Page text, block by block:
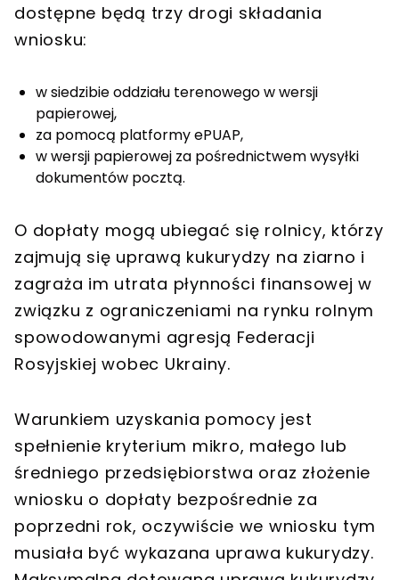
dostępne będą trzy drogi składania
wniosku:
w siedzibie oddziału terenowego w wersji
papierowej,
za pomocą platformy ePUAP,
w wersji papierowej za pośrednictwem wysyłki
dokumentów pocztą.
O dopłaty mogą ubiegać się rolnicy, którzy
zajmują się uprawą kukurydzy na ziarno i
zagraża im utrata płynności finansowej w
związku z ograniczeniami na rynku rolnym
spowodowanymi agresją Federacji
Rosyjskiej wobec Ukrainy.
Warunkiem uzyskania pomocy jest
spełnienie kryterium mikro, małego lub
średniego przedsiębiorstwa oraz złożenie
wniosku o dopłaty bezpośrednie za
poprzedni rok, oczywiście we wniosku tym
musiała być wykazana uprawa kukurydzy.